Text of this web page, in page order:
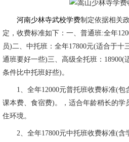
河南少林寺武校学费制定依据相关
定，收费标准如下：一、普通班:全年
员)二、中托班：全年17800元(适合于十
通班要好一些)三、高级全托班：18900(
条件比中托班好些)。
1、全年12000元普托班收费标准(包
课本费、食宿费)。，适合年龄稍长的学
住环境。
2、全年17800元中托班收费标准(含